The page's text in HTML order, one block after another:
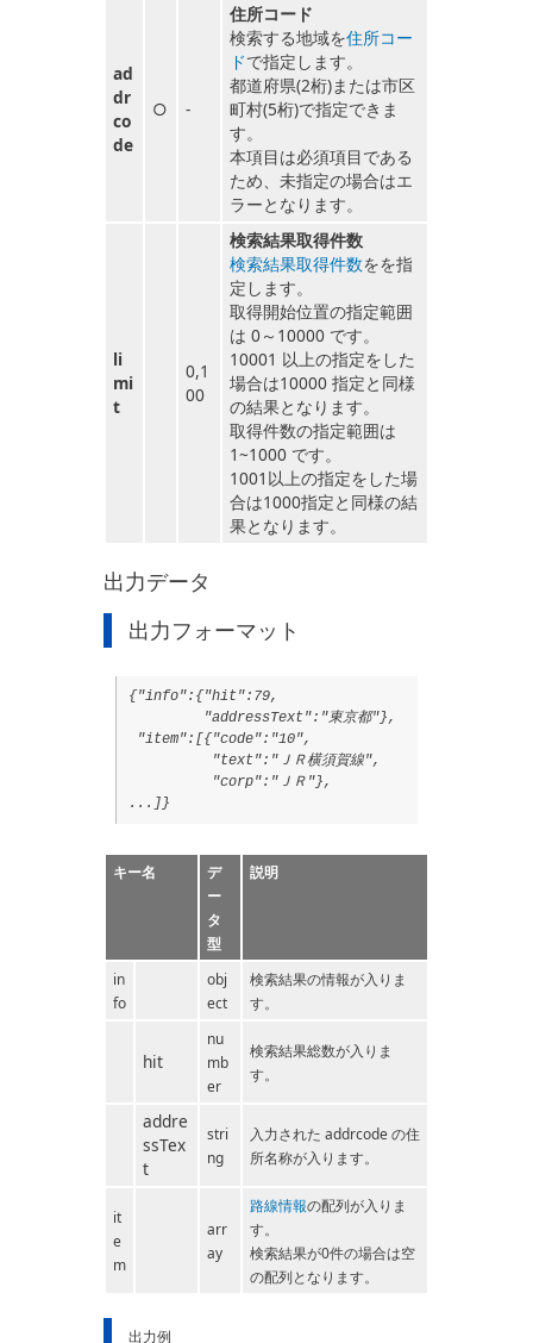
ad
dr
co
de
○ -
住所コード
検索する地域を住所コー
ドで指定します。
都道府県(2桁)または市区
町村(5桁)で指定できま
す。
本項目は必須項目である
ため、未指定の場合はエ
ラーとなります。
li
mi
t
0,1
00
検索結果取得件数
検索結果取得件数をを指
定します。
取得開始位置の指定範囲
は 0～10000 です。
10001 以上の指定をした
場合は10000 指定と同様
の結果となります。
取得件数の指定範囲は
1~1000 です。
1001以上の指定をした場
合は1000指定と同様の結
果となります。
出力データ
出力フォーマット
{"info":{"hit":79,
"addressText":"東京都"},
"item":[{"code":"10",
"text":"ＪＲ横須賀線",
"corp":"ＪＲ"},
...]}
キー名
デ
ー
タ
型
説明
in
fo
obj
ect
検索結果の情報が入りま
す。
hit
nu
mb
er
検索結果総数が入りま
す。
addre
ssTex
t
stri
ng
入力された addrcode の住
所名称が入ります。
it
e
m
arr
ay
路線情報の配列が入りま
す。
検索結果が0件の場合は空
の配列となります。
出力例